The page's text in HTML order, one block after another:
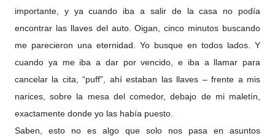
importante, y ya cuando iba a salir de la casa no podía
encontrar las llaves del auto. Oigan, cinco minutos buscando
me parecieron una eternidad. Yo busque en todos lados. Y
cuando ya me iba a dar por vencido, e iba a llamar para
cancelar la cita, “puff”, ahí estaban las llaves – frente a mis
narices, sobre la mesa del comedor, debajo de mi maletín,
exactamente donde yo las había puesto.
Saben, esto no es algo que solo nos pasa en asuntos